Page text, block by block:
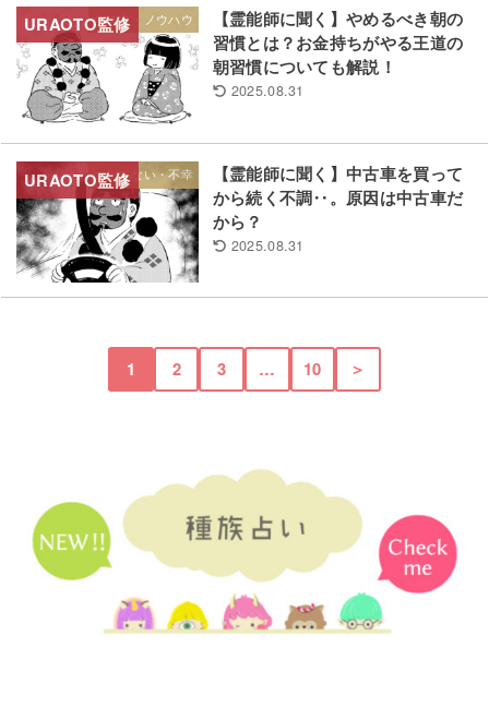
生き方・ノウハウ
【霊能師に聞く】やめるべき朝の
習慣とは？お金持ちがやる王道の
朝習慣についても解説！
2025.08.31
ついてない・不幸
【霊能師に聞く】中古車を買って
から続く不調‥。原因は中古車だ
から？
2025.08.31
1 2 3 … 10 ＞